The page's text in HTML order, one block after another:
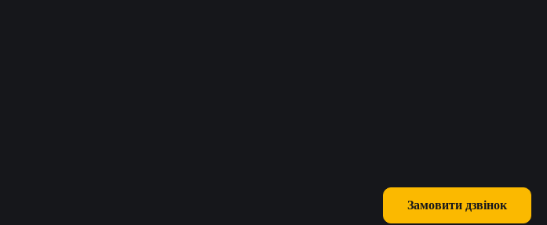
Замовити дзвінок